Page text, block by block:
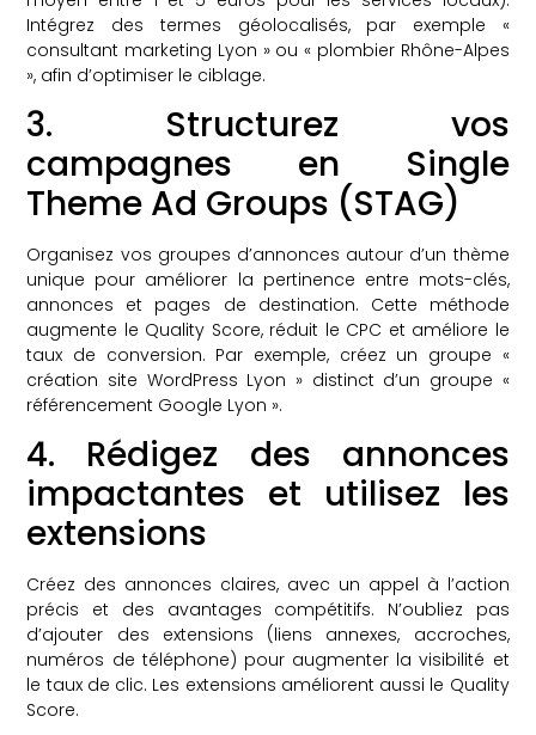
Intégrez des termes géolocalisés, par exemple «
consultant marketing Lyon » ou « plombier Rhône-Alpes
», afin d’optimiser le ciblage.
3. Structurez vos
campagnes en Single
Theme Ad Groups (STAG)
Organisez vos groupes d’annonces autour d’un thème
unique pour améliorer la pertinence entre mots-clés,
annonces et pages de destination. Cette méthode
augmente le Quality Score, réduit le CPC et améliore le
taux de conversion. Par exemple, créez un groupe «
création site WordPress Lyon » distinct d’un groupe «
référencement Google Lyon ».
4. Rédigez des annonces
impactantes et utilisez les
extensions
Créez des annonces claires, avec un appel à l’action
précis et des avantages compétitifs. N’oubliez pas
d’ajouter des extensions (liens annexes, accroches,
numéros de téléphone) pour augmenter la visibilité et
le taux de clic. Les extensions améliorent aussi le Quality
Score.